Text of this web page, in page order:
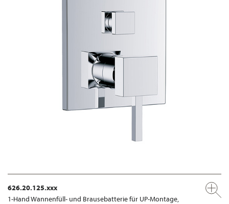
626.20.125.xxx
1-Hand Wannenfüll- und Brausebatterie für UP-Montage,